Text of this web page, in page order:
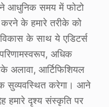
ने आधुनिक समय में फोटो
के हमारे तरीके को
के साथ ये एडिटर्स
अधिक
अलावा, आर्टिफिशियल
सुव्यवस्थित करेगा। आने
हमारे दृश्य संस्कृति पर